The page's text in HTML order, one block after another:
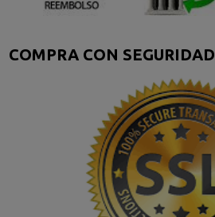
COMPRA CON SEGURIDAD